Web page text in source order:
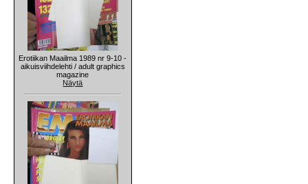
Erotiikan Maailma 1989 nr 9-10 -
aikuisviihdelehti / adult graphics
magazine
Näytä